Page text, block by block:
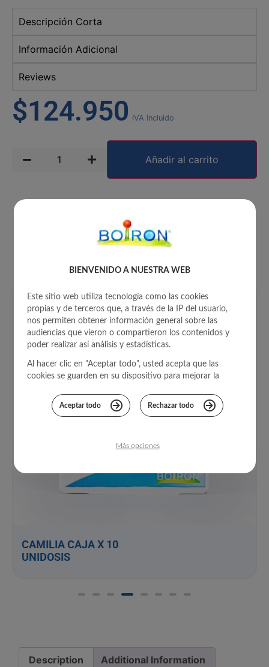
Descripción Corta
Información Adicional
Reviews
$124.950 IVA Incluido
Añadir al carrito
PRODUCTOS
RELACIONADOS
CAMILIA CAJA X 10
UNIDOSIS
Description Additional Information
BIENVENIDO A NUESTRA WEB
Este sitio web utiliza tecnología como las cookies
propias y de terceros que, a través de la IP del usuario,
nos permiten obtener información general sobre las
audiencias que vieron o compartieron los contenidos y
poder realizar así análisis y estadísticas.
Al hacer clic en "Aceptar todo", usted acepta que las
cookies se guarden en su dispositivo para mejorar la
colaborar con nuestros estudios de marketing para
brindarle una mejor experiencia.
Aceptar todo Rechazar todo
Más opciones